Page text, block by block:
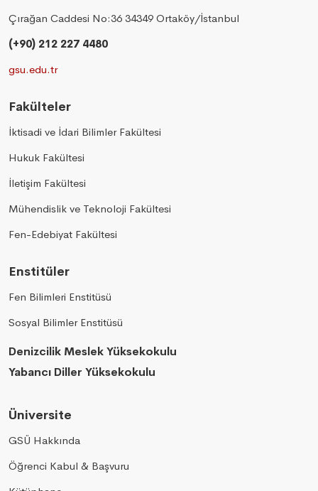
Çırağan Caddesi No:36 34349 Ortaköy/İstanbul
(+90) 212 227 4480
gsu.edu.tr
Fakülteler
İktisadi ve İdari Bilimler Fakültesi
Hukuk Fakültesi
İletişim Fakültesi
Mühendislik ve Teknoloji Fakültesi
Fen-Edebiyat Fakültesi
Enstitüler
Fen Bilimleri Enstitüsü
Sosyal Bilimler Enstitüsü
Denizcilik Meslek Yüksekokulu
Yabancı Diller Yüksekokulu
Üniversite
GSÜ Hakkında
Öğrenci Kabul & Başvuru